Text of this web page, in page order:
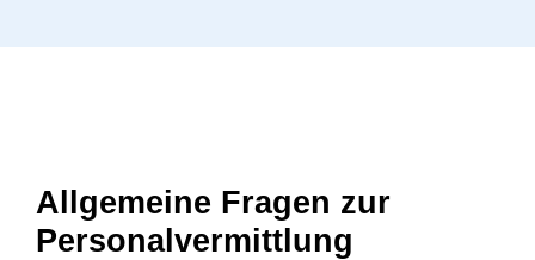
Allgemeine Fragen zur
Personalvermittlung